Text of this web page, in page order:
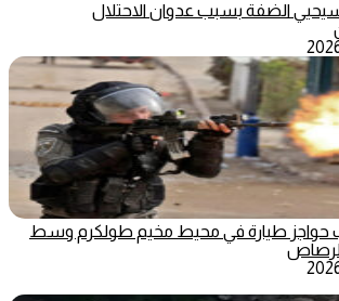
الضفة بسبب عدوان الاحتلال
حواجز طيارة في محيط مخيم طولكرم وسط